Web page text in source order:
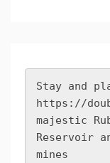
https://
majestic
Reservoir
mines